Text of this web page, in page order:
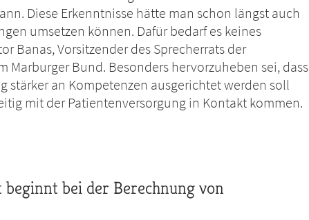
Diese Erkenntnisse hätte man schon längst auch
umsetzen können. Dafür bedarf es keines
Banas, Vorsitzender des Sprecherrats der
Marburger Bund. Besonders hervorzuheben sei, dass
stärker an Kompetenzen ausgerichtet werden soll
mit der Patientenversorgung in Kontakt kommen.
bei der Berechnung von